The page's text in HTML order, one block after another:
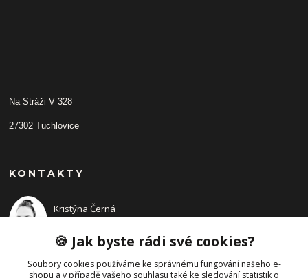
Na Stráži V 328
27302 Tuchlovice
KONTAKTY
Kristýna Černá
+420 702210942
(Po-Pá, 9-14 hod.)
🍪 Jak byste rádi své cookies?
Soubory cookies používáme ke správnému fungování našeho e-
shopu a v případě vašeho souhlasu také ke sledování statistik o